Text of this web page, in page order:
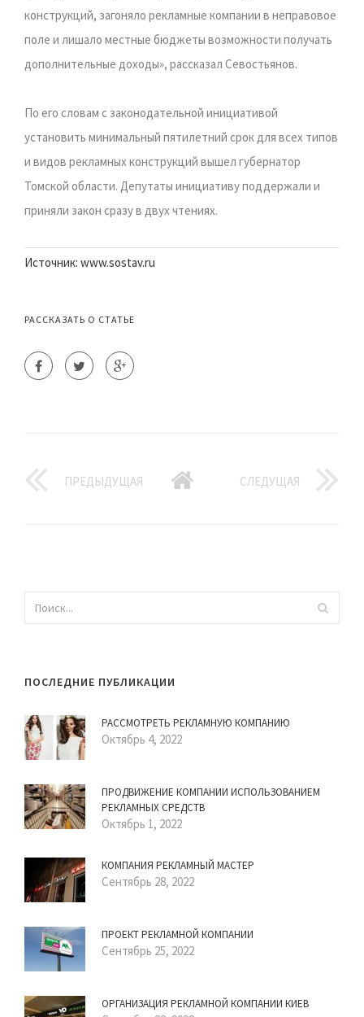
конструкций, загоняло рекламные компании в неправовое
поле и лишало местные бюджеты возможности получать
дополнительные доходы», рассказал Севостьянов.
По его словам с законодательной инициативой
установить минимальный пятилетний срок для всех типов
и видов рекламных конструкций вышел губернатор
Томской области. Депутаты инициативу поддержали и
приняли закон сразу в двух чтениях.
Источник: www.sostav.ru
РАССКАЗАТЬ О СТАТЬЕ
ПРЕДЫДУЩАЯ СЛЕДУЩАЯ
ПОСЛЕДНИЕ ПУБЛИКАЦИИ
РАССМОТРЕТЬ РЕКЛАМНУЮ КОМПАНИЮ
Октябрь 4, 2022
ПРОДВИЖЕНИЕ КОМПАНИИ ИСПОЛЬЗОВАНИЕМ
РЕКЛАМНЫХ СРЕДСТВ
Октябрь 1, 2022
КОМПАНИЯ РЕКЛАМНЫЙ МАСТЕР
Сентябрь 28, 2022
ПРОЕКТ РЕКЛАМНОЙ КОМПАНИИ
Сентябрь 25, 2022
ОРГАНИЗАЦИЯ РЕКЛАМНОЙ КОМПАНИИ КИЕВ